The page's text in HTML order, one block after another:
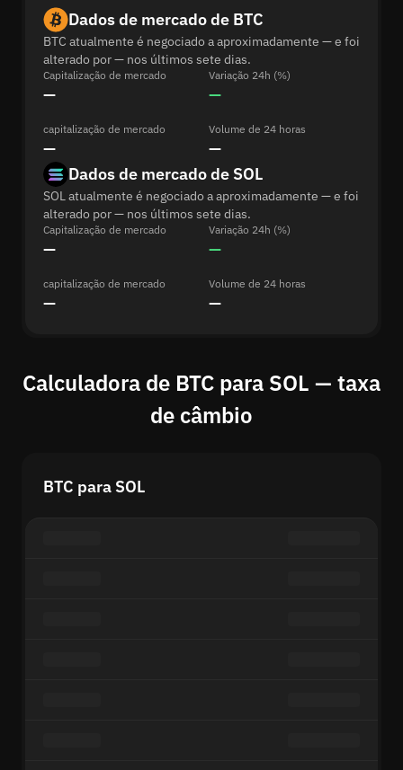
Dados de mercado de BTC
BTC atualmente é negociado a aproximadamente — e foi
alterado por — nos últimos sete dias.
Capitalização de mercado
—
Variação 24h (%)
—
capitalização de mercado
—
Volume de 24 horas
—
Dados de mercado de SOL
SOL atualmente é negociado a aproximadamente — e foi
alterado por — nos últimos sete dias.
Capitalização de mercado
—
Variação 24h (%)
—
capitalização de mercado
—
Volume de 24 horas
—
Calculadora de BTC para SOL — taxa
de câmbio
BTC para SOL